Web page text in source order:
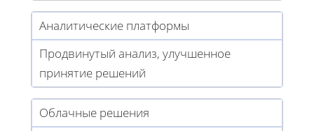
Аналитические платформы
Продвинутый анализ, улучшенное
принятие решений
Облачные решения